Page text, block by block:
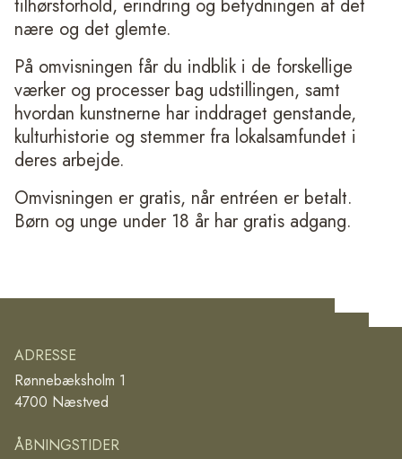
tilhørsforhold, erindring og betydningen af det
nære og det glemte.
På omvisningen får du indblik i de forskellige
værker og processer bag udstillingen, samt
hvordan kunstnerne har inddraget genstande,
kulturhistorie og stemmer fra lokalsamfundet i
deres arbejde.
Omvisningen er gratis, når entréen er betalt.
Børn og unge under 18 år har gratis adgang.
ADRESSE
Rønnebæksholm 1
4700 Næstved
ÅBNINGSTIDER